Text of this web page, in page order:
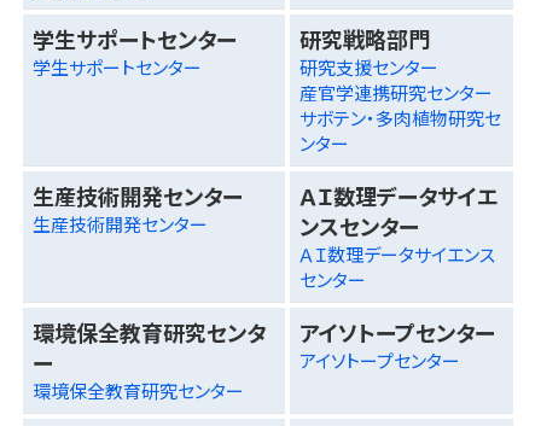
学生サポートセンター
学生サポートセンター
研究戦略部門
研究支援センター
産官学連携研究センター
サボテン・多肉植物研究セ
ンター
生産技術開発センター
生産技術開発センター
ＡＩ数理データサイエ
ンスセンター
ＡＩ数理データサイエンス
センター
環境保全教育研究センタ
ー
環境保全教育研究センター
アイソトープセンター
アイソトープセンター